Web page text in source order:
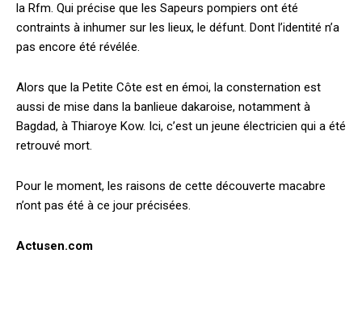
la Rfm. Qui précise que les Sapeurs pompiers ont été
contraints à inhumer sur les lieux, le défunt. Dont l’identité n’a
pas encore été révélée.
Alors que la Petite Côte est en émoi, la consternation est
aussi de mise dans la banlieue dakaroise, notamment à
Bagdad, à Thiaroye Kow. Ici, c’est un jeune électricien qui a été
retrouvé mort.
Pour le moment, les raisons de cette découverte macabre
n’ont pas été à ce jour précisées.
Actusen.com